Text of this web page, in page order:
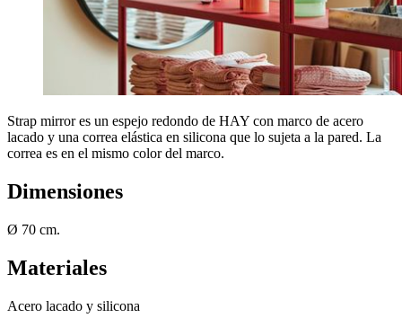
Strap mirror es un espejo redondo de HAY con marco de acero
lacado y una correa elástica en silicona que lo sujeta a la pared. La
correa es en el mismo color del marco.
Dimensiones
Ø 70 cm.
Materiales
Acero lacado y silicona